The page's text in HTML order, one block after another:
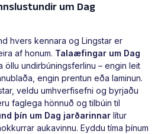
um Dag
hvers kennara og Lingstar er
af honum. Talaæfingar um Dag
öllu undirbúningsferlinu – engin leit
engin prentun eða laminun.
veldu umhverfisefni og byrjaðu
faglega hönnuð og tilbúin til
þín um Dag jarðarinnar lítur
aukavinnu. Eyddu tíma þínum